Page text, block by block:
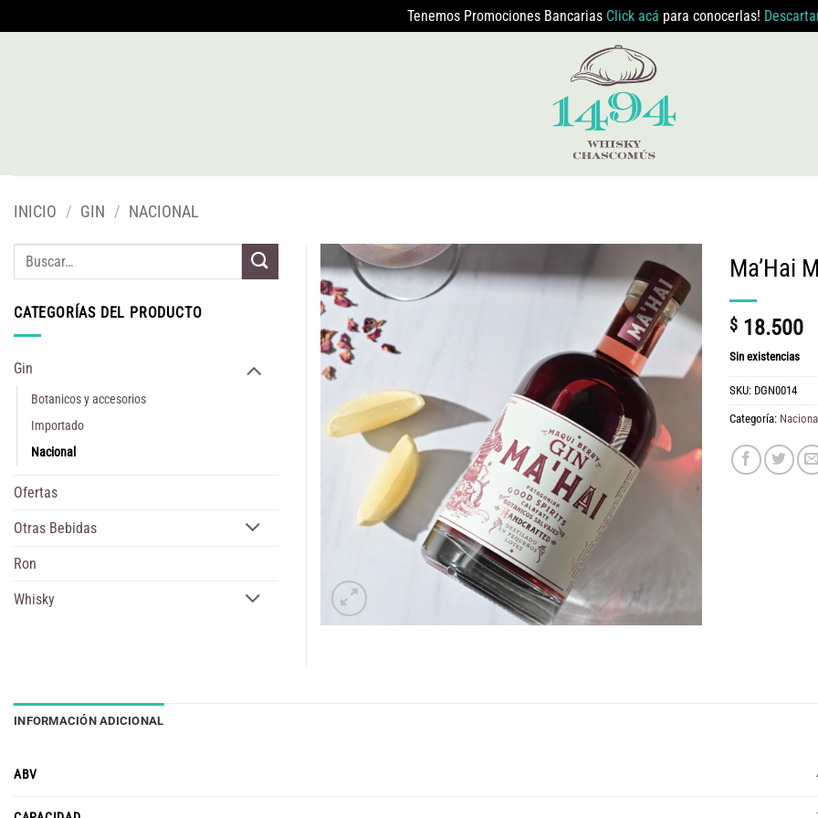
Tenemos Promociones Bancarias Click acá para conocerlas!
INICIO / GIN / NACIONAL
Ma’Hai
$ 18.500
Sin existencias
SKU: DGN0014
Categoría: Nacional
Buscar
CATEGORÍAS DEL PRODUCTO
Gin
Botanicos y accesorios
Importado
Nacional
Ofertas
Otras Bebidas
Ron
Whisky
INFORMACIÓN ADICIONAL
ABV